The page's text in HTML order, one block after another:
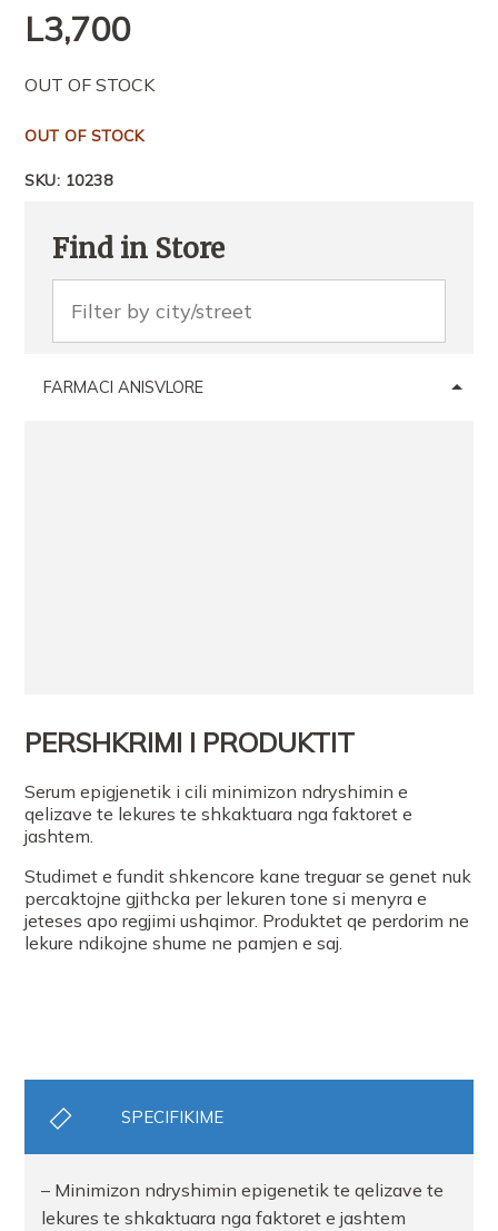
L3,700
OUT OF STOCK
OUT OF STOCK
SKU: 10238
Find in Store
FARMACI ANISVLORE
PERSHKRIMI I PRODUKTIT
Serum epigjenetik i cili minimizon ndryshimin e
qelizave te lekures te shkaktuara nga faktoret e
jashtem.
Studimet e fundit shkencore kane treguar se genet nuk
percaktojne gjithcka per lekuren tone si menyra e
jeteses apo regjimi ushqimor. Produktet qe perdorim ne
lekure ndikojne shume ne pamjen e saj.
SPECIFIKIME
– Minimizon ndryshimin epigenetik te qelizave te
lekures te shkaktuara nga faktoret e jashtem